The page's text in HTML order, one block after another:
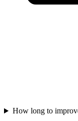
How long to